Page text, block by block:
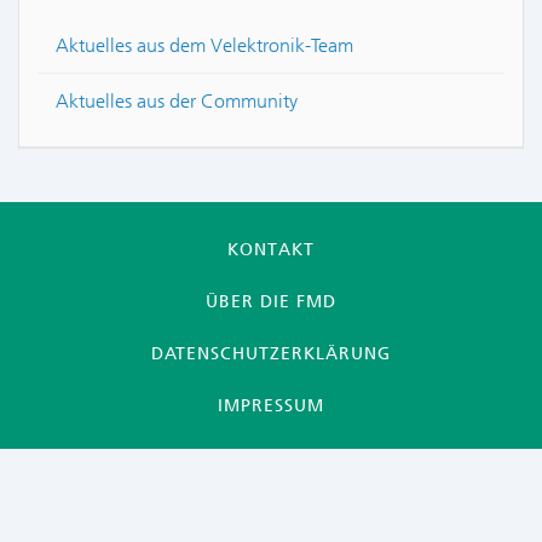
Aktuelles aus dem Velektronik-Team
Aktuelles aus der Community
KONTAKT
ÜBER DIE FMD
DATENSCHUTZERKLÄRUNG
IMPRESSUM